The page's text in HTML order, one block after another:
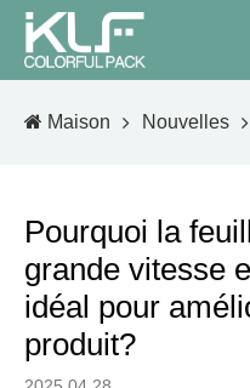
Maison Nouvelles
Pourquoi la
grande vitesse
idéal pour
produit?